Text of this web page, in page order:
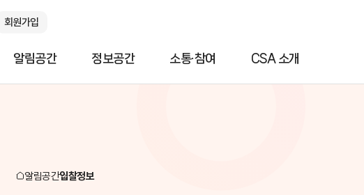
회원가입
알림공간 정보공간 소통·참여 CSA 소개
알림공간입찰정보